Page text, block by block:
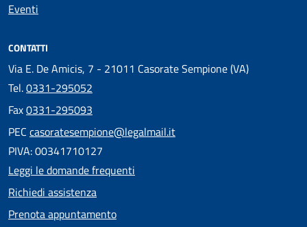
Eventi
CONTATTI
Via E. De Amicis, 7 - 21011 Casorate Sempione (VA)
Tel.0331-295052
Fax0331-295093
PEC casoratesempione@legalmail.it
PIVA: 00341710127
Leggi le domande frequenti
Richiedi assistenza
Prenota appuntamento